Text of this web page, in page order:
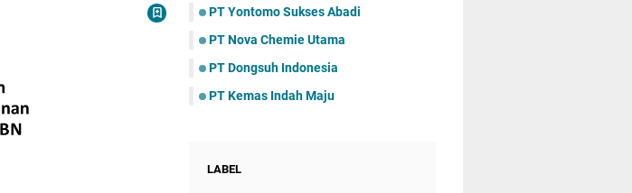
PT Yontomo Sukses Abadi
PT Nova Chemie Utama
PT Dongsuh Indonesia
PT Kemas Indah Maju
LABEL